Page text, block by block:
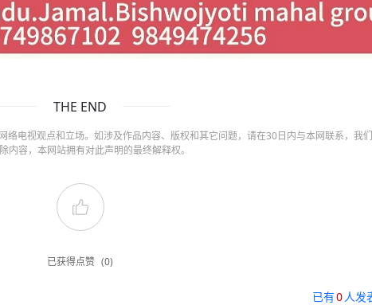
THE END
络电视观点和立场。如涉及作品内容、版权和其它问题，请在30日内与本网联系，我
内容，本网站拥有对此声明的最终解释权。
已获得点赞 (0)
已有0人发